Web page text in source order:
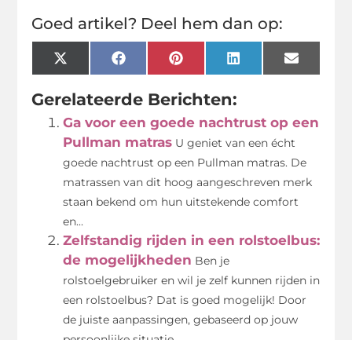
Goed artikel? Deel hem dan op:
X
(Twitter)
FacebookPinterestLinkedInEmail
Gerelateerde Berichten:
Ga voor een goede nachtrust op een
Pullman matras U geniet van een écht
goede nachtrust op een Pullman matras. De
matrassen van dit hoog aangeschreven merk
staan bekend om hun uitstekende comfort
en...
Zelfstandig rijden in een rolstoelbus:
de mogelijkheden Ben je
rolstoelgebruiker en wil je zelf kunnen rijden in
een rolstoelbus? Dat is goed mogelijk! Door
de juiste aanpassingen, gebaseerd op jouw